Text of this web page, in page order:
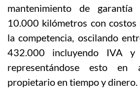
mantenimiento de
10.000 kilómetros con costos
la competencia, oscilando
432.000 incluyendo IVA
representándose esto
propietario en tiempo y dinero.